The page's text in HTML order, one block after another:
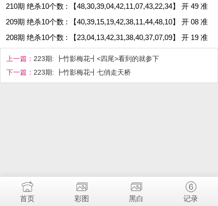
210期 绝杀10个数 : 【48,30,39,04,42,11,07,43,22,34】 开 49 准
209期 绝杀10个数 : 【40,39,15,19,42,38,11,44,48,10】 开 08 准
208期 绝杀10个数 : 【23,04,13,42,31,38,40,37,07,09】 开 19 准
上一篇： 223期: ┣竹影梅花┫<四尾>看到的就参下
下一篇： 223期: ┣竹影梅花┫七俏走天桥
首页 彩图 黑白 记录